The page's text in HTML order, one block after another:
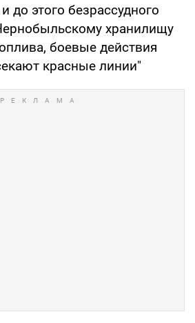
до этого безрассудного
хранилищу
боевые действия
красные линии"